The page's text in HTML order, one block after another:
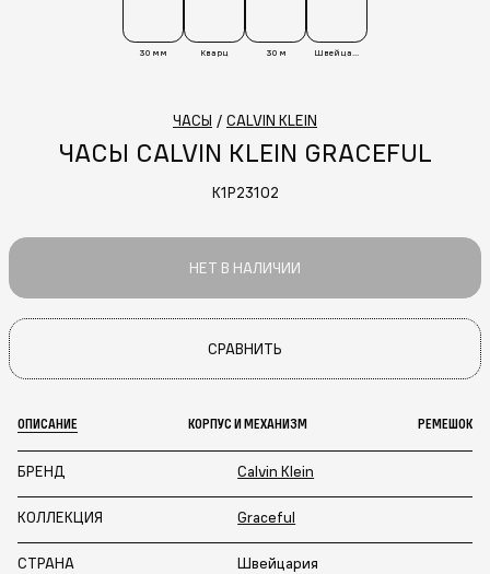
30 мм Кварц 30 м Швейцария
ЧАСЫ / CALVIN KLEIN
ЧАСЫ CALVIN KLEIN GRACEFUL
K1P23102
НЕТ В НАЛИЧИИ
СРАВНИТЬ
ОПИСАНИЕ КОРПУС И МЕХАНИЗМ РЕМЕШОК
БРЕНД Calvin Klein
КОЛЛЕКЦИЯ Graceful
СТРАНА Швейцария